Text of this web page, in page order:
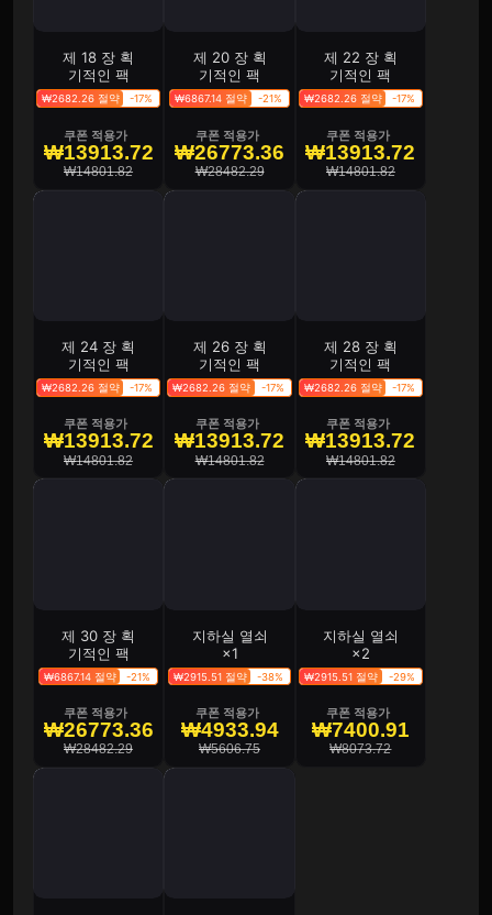
제 18 장 획
기적인 팩
₩2682.26 절약 -17%
쿠폰 적용가
₩13913.72
₩14801.82
제 20 장 획
기적인 팩
₩6867.14 절약 -21%
쿠폰 적용가
₩26773.36
₩28482.29
제 22 장 획
기적인 팩
₩2682.26 절약 -17%
쿠폰 적용가
₩13913.72
₩14801.82
제 24 장 획
기적인 팩
₩2682.26 절약 -17%
쿠폰 적용가
₩13913.72
₩14801.82
제 26 장 획
기적인 팩
₩2682.26 절약 -17%
쿠폰 적용가
₩13913.72
₩14801.82
제 28 장 획
기적인 팩
₩2682.26 절약 -17%
쿠폰 적용가
₩13913.72
₩14801.82
제 30 장 획
기적인 팩
₩6867.14 절약 -21%
쿠폰 적용가
₩26773.36
₩28482.29
지하실 열쇠
×1
₩2915.51 절약 -38%
쿠폰 적용가
₩4933.94
₩5606.75
지하실 열쇠
×2
₩2915.51 절약 -29%
쿠폰 적용가
₩7400.91
₩8073.72